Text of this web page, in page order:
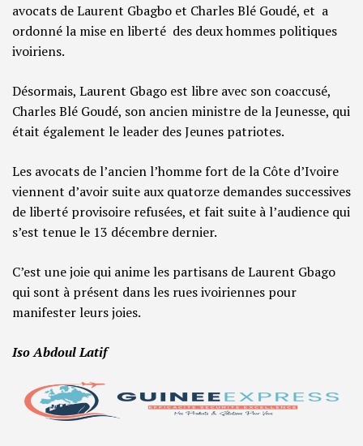
avocats de Laurent Gbagbo et Charles Blé Goudé, et a
ordonné la mise en liberté des deux hommes politiques
ivoiriens.
Désormais, Laurent Gbago est libre avec son coaccusé,
Charles Blé Goudé, son ancien ministre de la Jeunesse, qui
était également le leader des Jeunes patriotes.
Les avocats de l’ancien l’homme fort de la Côte d’Ivoire
viennent d’avoir suite aux quatorze demandes successives
de liberté provisoire refusées, et fait suite à l’audience qui
s’est tenue le 13 décembre dernier.
C’est une joie qui anime les partisans de Laurent Gbago
qui sont à présent dans les rues ivoiriennes pour
manifester leurs joies.
Iso Abdoul Latif